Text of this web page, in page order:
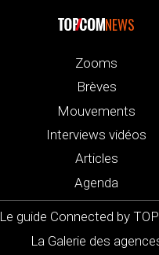
NEWS
Zooms
Brèves
Mouvements
Interviews vidéos
Articles
Agenda
Le guide Connected by
La Galerie des